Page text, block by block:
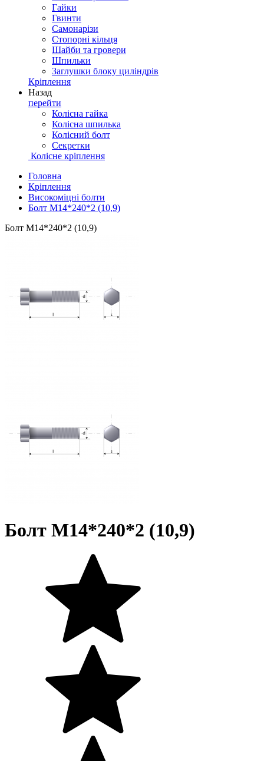
Гайки
Гвинти
Самонарізи
Стопорні кільця
Шайби та гровери
Шпильки
Заглушки блоку циліндрів
Кріплення
Назад
перейти
Колісна гайка
Колісна шпилька
Колісний болт
Секретки
Колісне кріплення
Головна
Кріплення
Високоміцні болти
Болт М14*240*2 (10,9)
Болт М14*240*2 (10,9)
Болт М14*240*2 (10,9)